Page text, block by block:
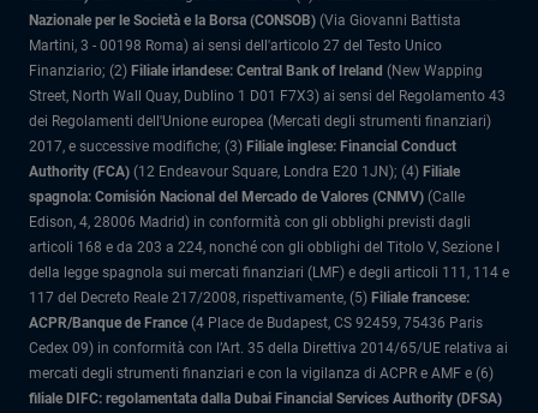
Nazionale per le Società e la Borsa (CONSOB) (Via Giovanni Battista
Martini, 3 - 00198 Roma) ai sensi dell'articolo 27 del Testo Unico
Finanziario; (2) Filiale irlandese: Central Bank of Ireland (New Wapping
Street, North Wall Quay, Dublino 1 D01 F7X3) ai sensi del Regolamento 43
dei Regolamenti dell'Unione europea (Mercati degli strumenti finanziari)
2017, e successive modifiche; (3) Filiale inglese: Financial Conduct
Authority (FCA) (12 Endeavour Square, Londra E20 1JN); (4) Filiale
spagnola: Comisión Nacional del Mercado de Valores (CNMV) (Calle
Edison, 4, 28006 Madrid) in conformità con gli obblighi previsti dagli
articoli 168 e da 203 a 224, nonché con gli obblighi del Titolo V, Sezione I
della legge spagnola sui mercati finanziari (LMF) e degli articoli 111, 114 e
117 del Decreto Reale 217/2008, rispettivamente, (5) Filiale francese:
ACPR/Banque de France (4 Place de Budapest, CS 92459, 75436 Paris
Cedex 09) in conformità con l’Art. 35 della Direttiva 2014/65/UE relativa ai
mercati degli strumenti finanziari e con la vigilanza di ACPR e AMF e (6)
filiale DIFC: regolamentata dalla Dubai Financial Services Authority (DFSA)